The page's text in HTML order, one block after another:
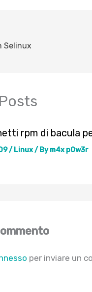
Selinux
rpm di bacula
/ Linux/ Bym4x p0w3r
per inviare un